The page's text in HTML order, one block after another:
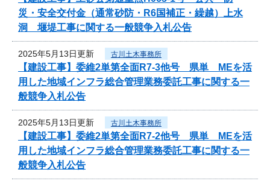
災・安全交付金（通常砂防・R6国補正・繰越）上水
洞 堰堤工事に関する一般競争入札公告
2025年5月13日更新 古川土木事務所
【建設工事】委維2単第全面R7-3他号 県単 MEを活
用した地域インフラ総合管理業務委託工事に関する一
般競争入札公告
2025年5月13日更新 古川土木事務所
【建設工事】委維2単第全面R7-2他号 県単 MEを活
用した地域インフラ総合管理業務委託工事に関する一
般競争入札公告